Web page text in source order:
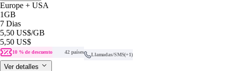
Europe + USA
1GB
7 Dias
5,50 US$/GB
5,50 US$
10 % de descuento 42 países Llamadas/SMS(+1)
Ver detalles